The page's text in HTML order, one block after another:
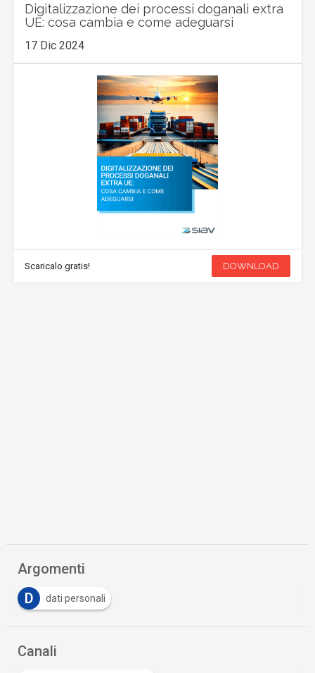
Digitalizzazione dei processi doganali extra
UE: cosa cambia e come adeguarsi
17 Dic 2024
Scaricalo gratis! DOWNLOAD
Argomenti
D
dati personali
Canali